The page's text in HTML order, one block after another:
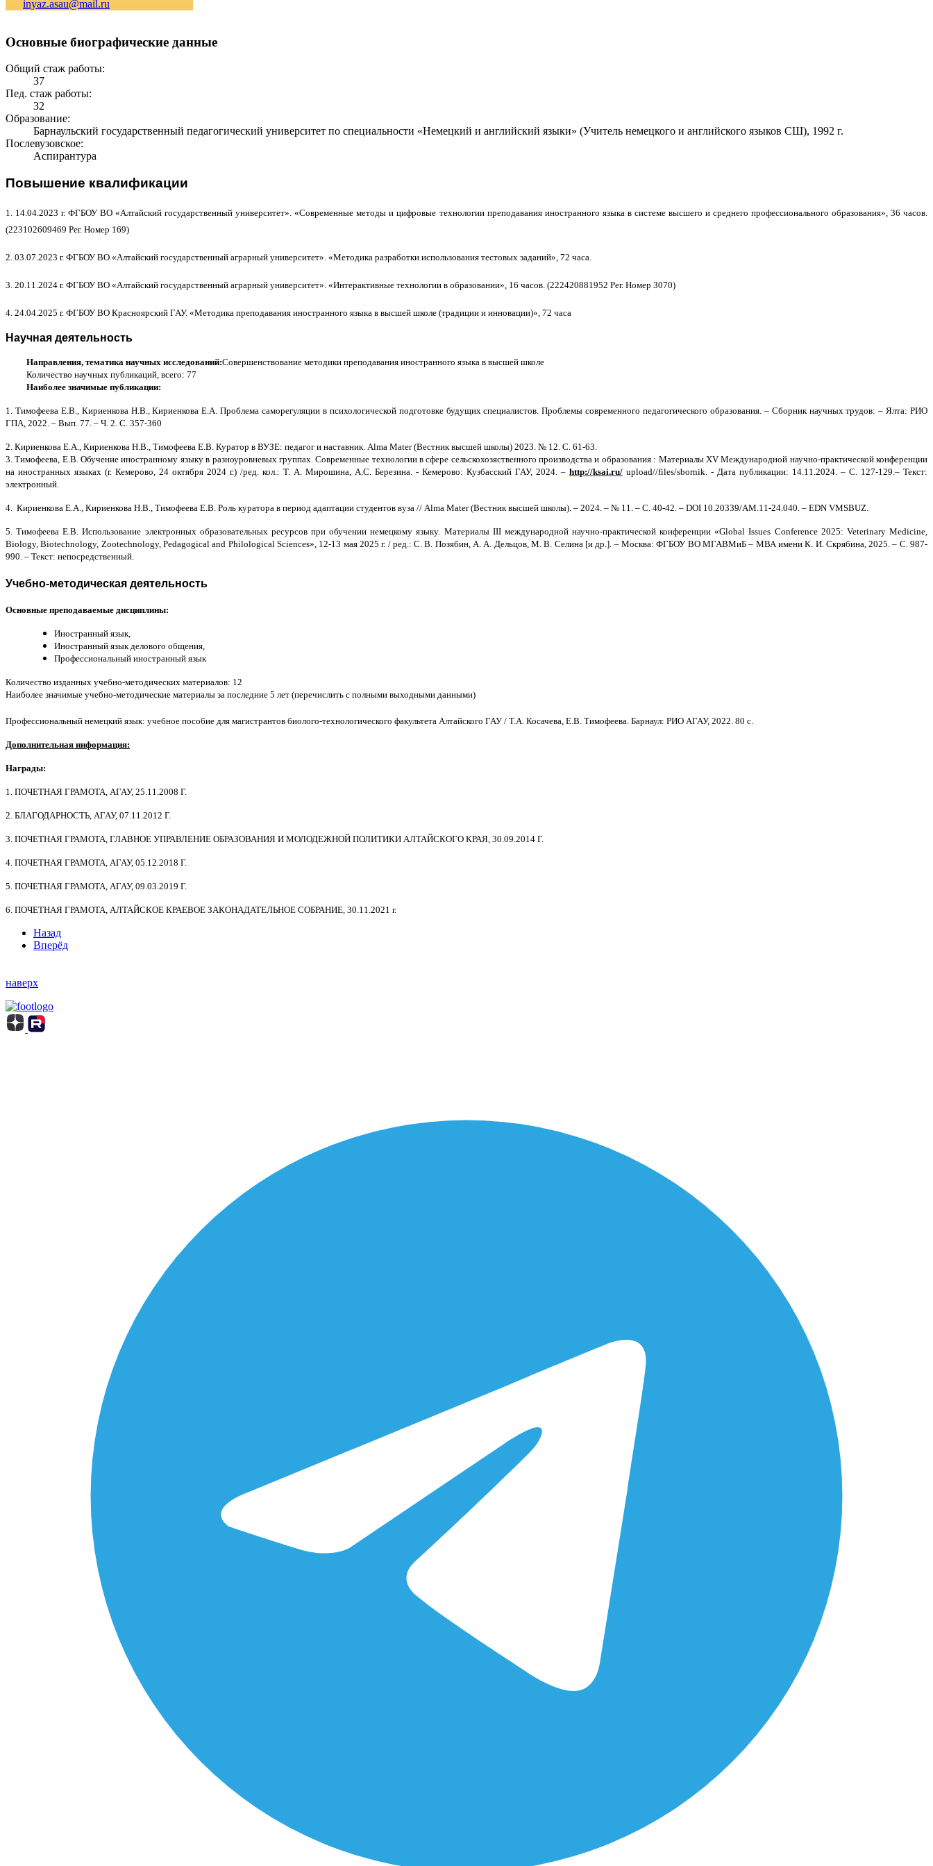
inyaz.asau@mail.ru
Основные биографические данные
Общий стаж работы:
37
Пед. стаж работы:
32
Образование:
Барнаульский государственный педагогический университет по специальности «Немецкий и английский языки» (Учитель немецкого и английского языков СШ), 1992 г.
Послевузовское:
Аспирантура
Повышение квалификации
1. 14.04.2023 г. ФГБОУ ВО«Алтайский государственный университет».«Современные методы и цифровые технологии преподавания иностранного языка в системе высшего и среднего профессионального образования», 36 часов.
(223102609469 Рег. Номер 169)
2. 03.07.2023 г. ФГБОУ ВО «Алтайский государственный аграрный университет». «Методика разработки использования тестовых заданий», 72 часа.
3. 20.11.2024 г. ФГБОУ ВО «Алтайский государственный аграрный университет». «Интерактивные технологии в образовании», 16 часов. (222420881952 Рег. Номер 3070)
4. 24.04.2025 г. ФГБОУ ВО Красноярский ГАУ. «Методика преподавания иностранного языка в высшей школе (традиции и инновации)», 72 часа
Научная деятельность
Направления, тематика научных исследований:Совершенствование методики преподавания иностранного языка в высшей школе
Количество научных публикаций, всего: 77
Наиболее значимые публикации:
1. Тимофеева Е.В., Кириенкова Н.В., Кириенкова Е.А. Проблема саморегуляции в психологической подготовке будущих специалистов. Проблемы современного педагогического образования. – Сборник научных трудов: – Ялта: РИО
ГПА, 2022. – Вып. 77. – Ч. 2. С. 357-360
2. Кириенкова Е.А., Кириенкова Н.В., Тимофеева Е.В. Куратор в ВУЗЕ: педагог и наставник. Alma Mater(Вестник высшей школы) 2023. № 12. С. 61-63.
3.Тимофеева, Е.В.Обучение иностранному языку в разноуровневых группах .Современные технологии в сфере сельскохозяственного производства и образования : Материалы XVМеждународной научно-практической конференции
на иностранных языках (г. Кемерово, 24 октября 2024 г.) /ред. кол.: Т. А. Мирошина, А.С. Березина. - Кемерово: Кузбасский ГАУ, 2024. – http://ksai.ru/ upload//files/sbornik . - Дата публикации: 14.11.2024. – С. 127-129.– Текст:
электронный.
4. Кириенкова Е.А., Кириенкова Н.В., Тимофеева Е.В. Роль куратора в период адаптации студентов вуза // Alma Mater(Вестник высшей школы). – 2024. – № 11. – С. 40-42. – DOI 10.20339/AM .11-24.040. – EDN VMSBUZ
5.Тимофеева Е.В. Использование электронных образовательных ресурсов при обучении немецкому языку. Материалы IIIмеждународной научно-практической конференции «Global Issues Conference2025: Veterinary Medicine
Biology,Biotechnology, Zootechnology, Pedagogical and Philological Sciences», 12-13 мая 2025 г. / ред.: С. В. Позябин, А. А. Дельцов, М. В. Селина [и др.]. – Москва: ФГБОУ ВО МГАВМиБ – МВА имени К. И. Скрябина, 2025.– С. 987-
990 – Текст: непосредственный.
Учебно-методическая деятельность
Основные преподаваемые дисциплины:
Иностранный язык,
Иностранный язык делового общения,
Профессиональный иностранный язык
Количество изданных учебно-методических материалов: 12
Наиболее значимые учебно-методические материалы за последние 5 лет (перечислить с полными выходными данными)
Профессиональный немецкий язык: учебное пособие для магистрантов биолого-технологического факультета Алтайского ГАУ / Т.А. Косачева, Е.В. Тимофеева. Барнаул: РИО АГАУ, 2022. 80 с.
Дополнительная информация:
Награды:
1. ПОЧЕТНАЯ ГРАМОТА, АГАУ, 25.11.2008 Г.
2. БЛАГОДАРНОСТЬ, АГАУ, 07.11.2012 Г.
3. ПОЧЕТНАЯ ГРАМОТА, ГЛАВНОЕ УПРАВЛЕНИЕ ОБРАЗОВАНИЯ И МОЛОДЕЖНОЙ ПОЛИТИКИ АЛТАЙСКОГО КРАЯ, 30.09.2014 Г.
4. ПОЧЕТНАЯ ГРАМОТА, АГАУ, 05.12.2018 Г.
5. ПОЧЕТНАЯ ГРАМОТА, АГАУ, 09.03.2019 Г.
6. ПОЧЕТНАЯ ГРАМОТА, АЛТАЙСКОЕ КРАЕВОЕ ЗАКОНАДАТЕЛЬНОЕ СОБРАНИЕ, 30.11.2021 г.
Назад
Вперёд
наверх